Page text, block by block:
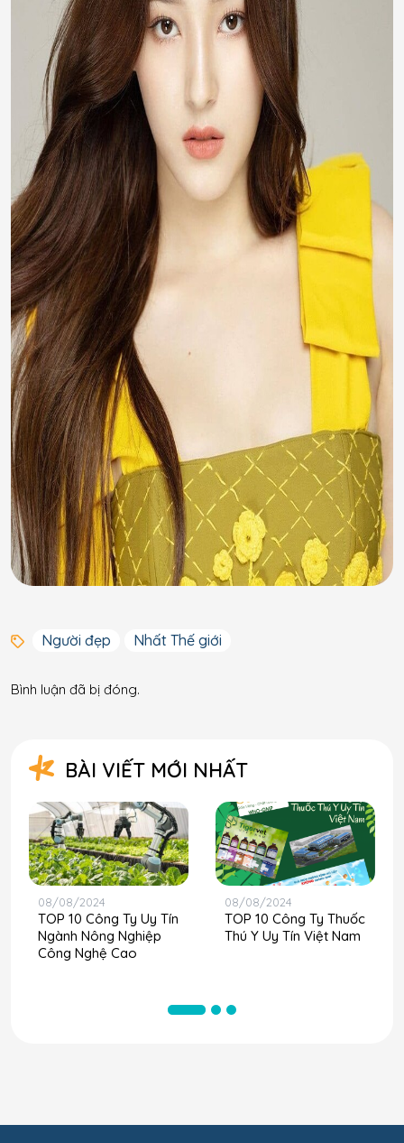
Người đẹp Nhất Thế giới
Bình luận đã bị đóng.
BÀI VIẾT MỚI NHẤT
08/08/2024
TOP 10 Công Ty Uy Tín
Ngành Nông Nghiệp
Công Nghệ Cao
08/08/2024
TOP 10 Công Ty Thuốc
Thú Y Uy Tín Việt Nam